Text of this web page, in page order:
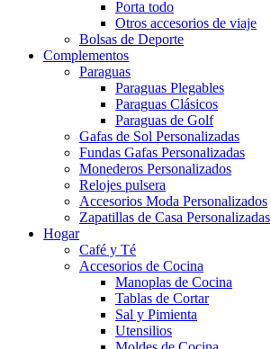
Porta todo
Otros accesorios de viaje
Bolsas de Deporte
Complementos
Paraguas
Paraguas Plegables
Paraguas Clásicos
Paraguas de Golf
Gafas de Sol Personalizadas
Fundas Gafas Personalizadas
Monederos Personalizados
Relojes pulsera
Accesorios Moda Personalizados
Zapatillas de Casa Personalizadas
Hogar
Café y Té
Accesorios de Cocina
Manoplas de Cocina
Tablas de Cortar
Sal y Pimienta
Utensilios